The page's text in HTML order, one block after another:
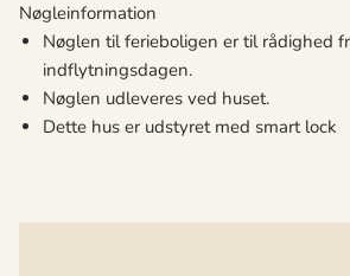
Nøgleinformation
Nøglen til ferieboligen er til rådighed
indflytningsdagen.
Nøglen udleveres ved huset.
Dette hus er udstyret med smart lock